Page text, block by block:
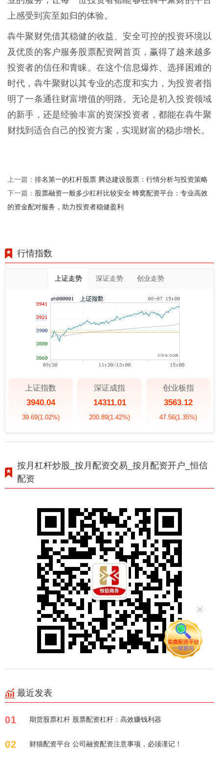
上感受到宾至如归的体验。
犇牛聚财凭借其稳健的收益、安全可控的投资环境以
及优质的客户服务股票配资网首页，赢得了越来越多
投资者的信任和青睐。在这个信息爆炸、选择困难的
时代，犇牛聚财以其专业的态度和实力，为投资者指
明了一条通往财富增值的明路。无论是初入投资领域
的新手，还是经验丰富的资深投资者，都能在犇牛聚
财找到适合自己的投资方案，实现财富的稳步增长。
上一篇： 排名第一的杠杆股票 腾达建设股票：行情分析与投资策略
下一篇： 股票融资一般多少杠杆比较安全 蜂窝配资平台：专业高效
的资金配对服务，助力投资者稳健盈利
行情指数
上证走势 深证走势 创业走势
上证指数
3940.04
39.69(1.02%)
深证成指
14311.01
200.89(1.42%)
创业板指
3563.12
47.56(1.35%)
按月杠杆炒股_按月配资交易_按月配资开户_恒信
配资
最近发表
01 期货股票杠杆 股票配资杠杆：高效赚钱利器
02 财猫配资平台 公司融资配资注意事项，必须谨记！